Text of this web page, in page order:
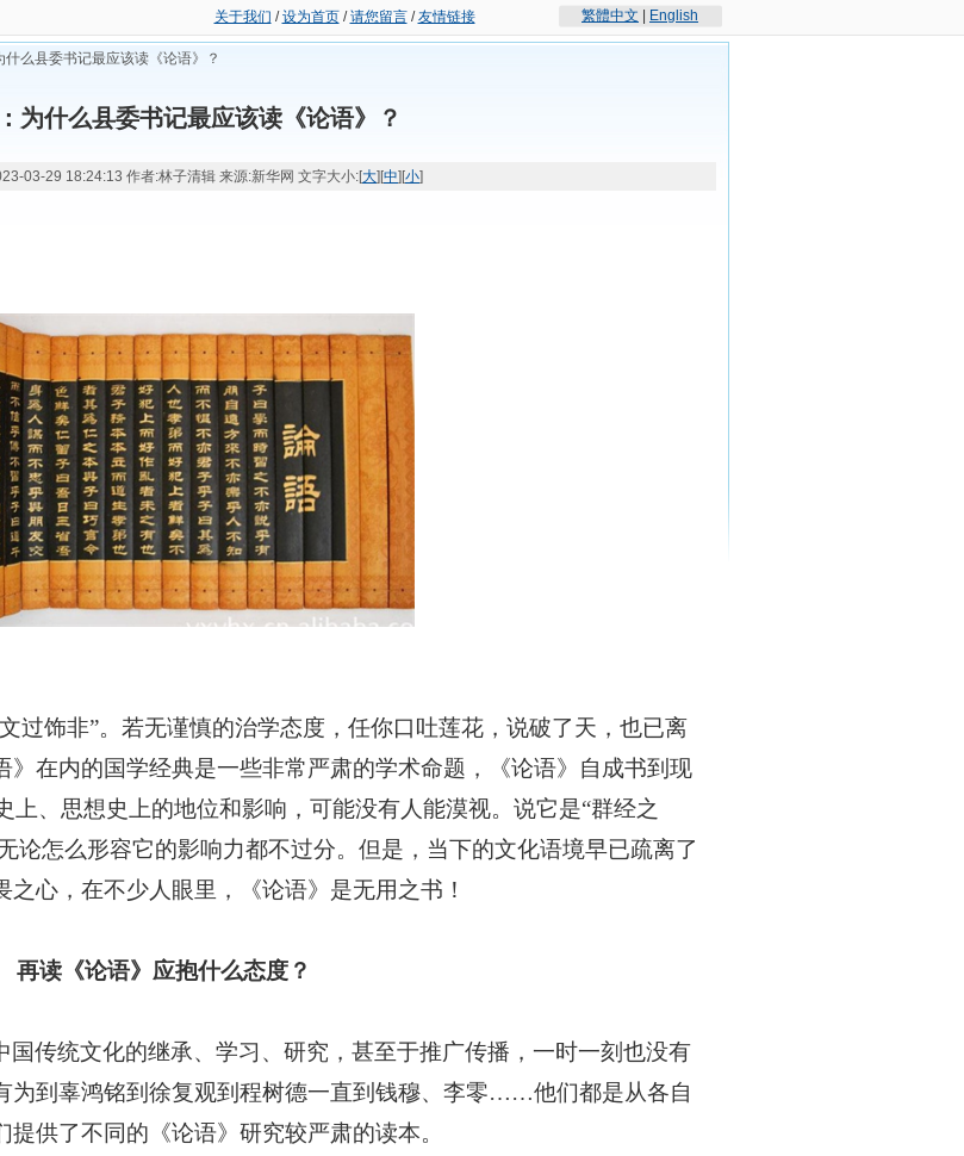
关于我们 /设为首页/请您留言/友情链接 繁體中文 English
什么县委书记最应该读《论语》？
为什么县委书记最应该读《论语》？
03-29 18:24:13 作者:林子清辑 来源:新华网 文字大小:[大][中][小]
过饰非”。若无谨慎的治学态度，任你口吐莲花，说破了天，也已离
》在内的国学经典是一些非常严肃的学术命题，《论语》自成书到现
上、思想史上的地位和影响，可能没有人能漠视。说它是“群经之
论怎么形容它的影响力都不过分。但是，当下的文化语境早已疏离了
心，在不少人眼里，《论语》是无用之书！
再读《论语》应抱什么态度？
传统文化的继承、学习、研究，甚至于推广传播，一时一刻也没有
到辜鸿铭到徐复观到程树德一直到钱穆、李零……他们都是从各自
供了不同的《论语》研究较严肃的读本。